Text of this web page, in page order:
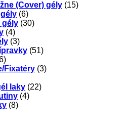
(Cover) gély (15)
(6)
gély (30)
(4)
(3)
(51)
Fixatéry (3)
laky (22)
(4)
(8)